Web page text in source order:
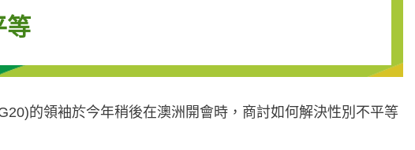
等
的領袖於今年稍後在澳洲開會時，商討如何解決性別不平等